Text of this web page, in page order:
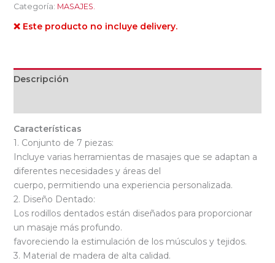
Categoría: MASAJES.
❌ Este producto no incluye delivery.
Descripción
Características
1. Conjunto de 7 piezas:
Incluye varias herramientas de masajes que se adaptan a
diferentes necesidades y áreas del
cuerpo, permitiendo una experiencia personalizada.
2. Diseño Dentado:
Los rodillos dentados están diseñados para proporcionar
un masaje más profundo.
favoreciendo la estimulación de los músculos y tejidos.
3. Material de madera de alta calidad.